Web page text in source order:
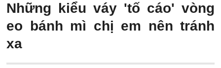
Những kiểu váy 'tố cáo' vòng
eo bánh mì chị em nên tránh
xa